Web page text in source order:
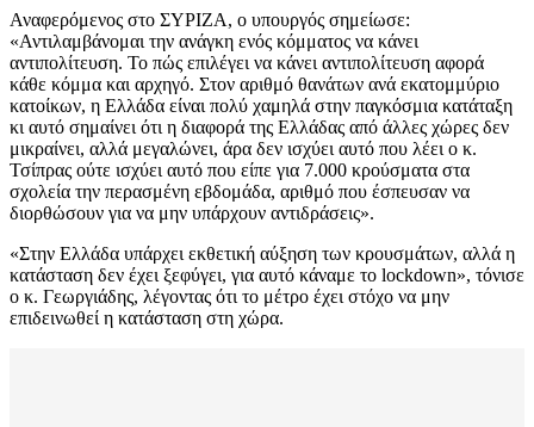
Αναφερόμενος στο ΣΥΡΙΖΑ, ο υπουργός σημείωσε:
«Αντιλαμβάνομαι την ανάγκη ενός κόμματος να κάνει
αντιπολίτευση. Το πώς επιλέγει να κάνει αντιπολίτευση αφορά
κάθε κόμμα και αρχηγό. Στον αριθμό θανάτων ανά εκατομμύριο
κατοίκων, η Ελλάδα είναι πολύ χαμηλά στην παγκόσμια κατάταξη
κι αυτό σημαίνει ότι η διαφορά της Ελλάδας από άλλες χώρες δεν
μικραίνει, αλλά μεγαλώνει, άρα δεν ισχύει αυτό που λέει ο κ.
Τσίπρας ούτε ισχύει αυτό που είπε για 7.000 κρούσματα στα
σχολεία την περασμένη εβδομάδα, αριθμό που έσπευσαν να
διορθώσουν για να μην υπάρχουν αντιδράσεις».
«Στην Ελλάδα υπάρχει εκθετική αύξηση των κρουσμάτων, αλλά η
κατάσταση δεν έχει ξεφύγει, για αυτό κάναμε το lockdown», τόνισε
ο κ. Γεωργιάδης, λέγοντας ότι το μέτρο έχει στόχο να μην
επιδεινωθεί η κατάσταση στη χώρα.